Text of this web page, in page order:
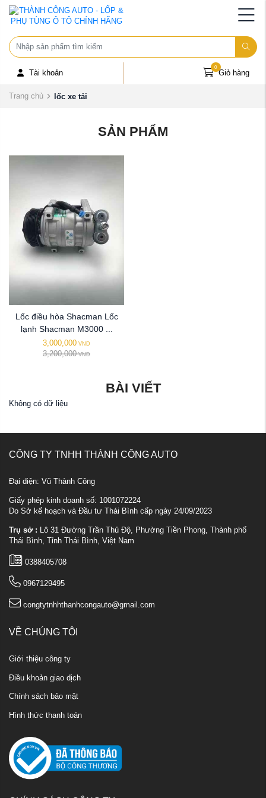
Tài khoản Giỏ hàng
0
Trang chủ lốc xe tải
SẢN PHẨM
Lốc điều hòa Shacman Lốc
lạnh Shacman M3000 ...
3,000,000 VND
3,200,000 VND
BÀI VIẾT
Không có dữ liệu
CÔNG TY TNHH THÀNH CÔNG AUTO
Đại diện: Vũ Thành Công
Giấy phép kinh doanh số: 1001072224
Do Sở kế hoạch và Đầu tư Thái Bình cấp ngày 24/09/2023
Trụ sở : Lô 31 Đường Trần Thủ Độ, Phường Tiền Phong, Thành phố
Thái Bình, Tỉnh Thái Bình, Việt Nam
0388405708
0967129495
congtytnhhthanhcongauto@gmail.com
VỀ CHÚNG TÔI
Giới thiệu công ty
Điều khoản giao dịch
Chính sách bảo mật
Hình thức thanh toán